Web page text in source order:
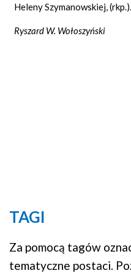
Heleny Szymanowskiej, (rkp.).
Ryszard W. Wołoszyński
TAGI
Za pomocą tagów
tematyczne postaci.